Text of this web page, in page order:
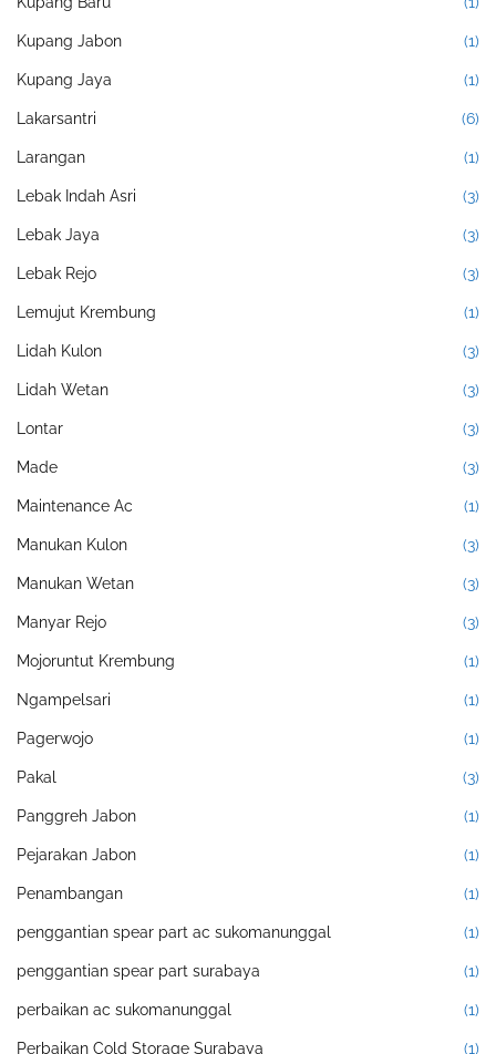
Kupang Jabon (1)
Kupang Jaya (1)
Lakarsantri (6)
Larangan (1)
Lebak Indah Asri (3)
Lebak Jaya (3)
Lebak Rejo (3)
Lemujut Krembung (1)
Lidah Kulon (3)
Lidah Wetan (3)
Lontar (3)
Made (3)
Maintenance Ac (1)
Manukan Kulon (3)
Manukan Wetan (3)
Manyar Rejo (3)
Mojoruntut Krembung (1)
Ngampelsari (1)
Pagerwojo (1)
Pakal (3)
Panggreh Jabon (1)
Pejarakan Jabon (1)
Penambangan (1)
penggantian spear part ac sukomanunggal (1)
penggantian spear part surabaya (1)
perbaikan ac sukomanunggal (1)
Perbaikan Cold Storage Surabaya (1)